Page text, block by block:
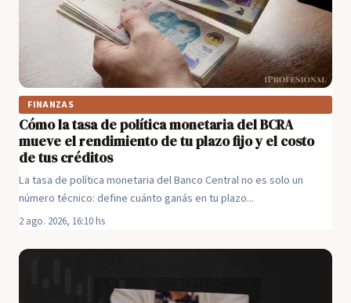
FINANZAS
Cómo la tasa de política monetaria del BCRA
mueve el rendimiento de tu plazo fijo y el costo
de tus créditos
La tasa de política monetaria del Banco Central no es solo un
número técnico: define cuánto ganás en tu plazo...
2 ago. 2026, 16:10 hs